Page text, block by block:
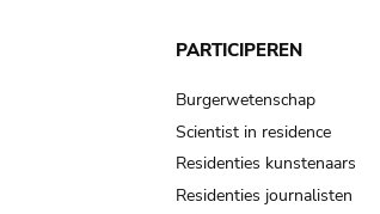
PARTICIPEREN
Burgerwetenschap
Scientist in residence
Residenties kunstenaars
Residenties journalisten